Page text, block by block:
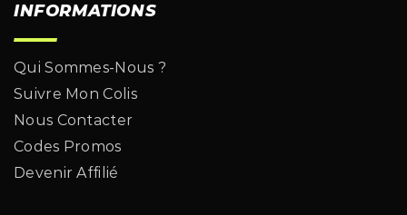
INFORMATIONS
Qui Sommes-Nous ?
Suivre Mon Colis
Nous Contacter
Codes Promos
Devenir Affilié